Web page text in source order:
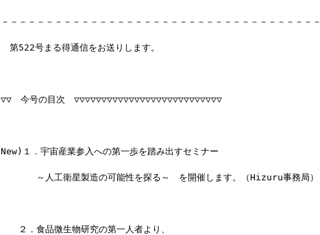
－－－－－－－－－－－－－－－－－－－－－－－－－－－－－－－－－－－－
第522号まる得通信をお送りします。
▽▽　今号の目次　▽▽▽▽▽▽▽▽▽▽▽▽▽▽▽▽▽▽▽▽▽▽▽▽▽▽▽
New)１．宇宙産業参入への第一歩を踏み出すセミナー
～人工衛星製造の可能性を探る～　を開催します。（Hizuru事務局）
２．食品微生物研究の第一人者より、